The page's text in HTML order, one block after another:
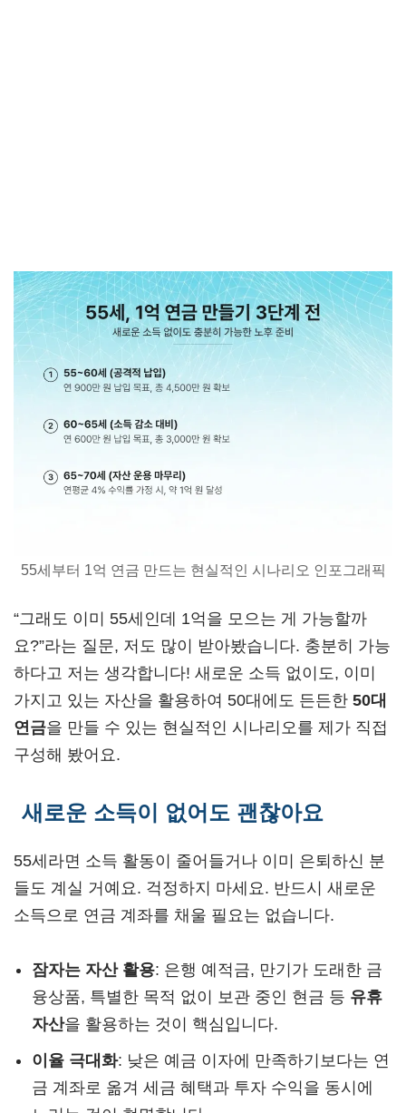
55세부터 1억 연금 만드는 현실적인 시나리오 인포그래픽
“그래도 이미 55세인데 1억을 모으는 게 가능할까
요?”라는 질문, 저도 많이 받아봤습니다. 충분히 가능
하다고 저는 생각합니다! 새로운 소득 없이도, 이미
가지고 있는 자산을 활용하여 50대에도 든든한 50대
연금을 만들 수 있는 현실적인 시나리오를 제가 직접
구성해 봤어요.
새로운 소득이 없어도 괜찮아요
55세라면 소득 활동이 줄어들거나 이미 은퇴하신 분
들도 계실 거예요. 걱정하지 마세요. 반드시 새로운
소득으로 연금 계좌를 채울 필요는 없습니다.
잠자는 자산 활용: 은행 예적금, 만기가 도래한 금
융상품, 특별한 목적 없이 보관 중인 현금 등 유휴
자산을 활용하는 것이 핵심입니다.
이율 극대화: 낮은 예금 이자에 만족하기보다는 연
금 계좌로 옮겨 세금 혜택과 투자 수익을 동시에